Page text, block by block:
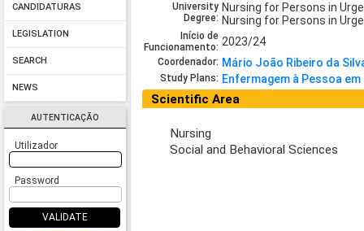
CANDIDATURAS
LEGISLATION
SEARCH
NEWS
AUTENTICAÇÃO
Utilizador
Password
VALIDATE
University
Degree:
Nursing for Persons in
Nursing for Persons in
Início de
Funcionamento: 2023/24
Coordenador: Mário João Ribeiro da
Study Plans: Enfermagem à Pessoa
Scientific Area
Nursing
Social and Behavioral Sciences